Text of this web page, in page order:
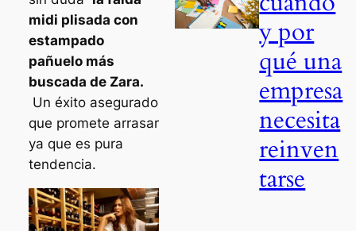
midi plisada con
estampado
pañuelo más
buscada de Zara.
Un éxito asegurado
que promete arrasar
ya que es pura
tendencia.
y por
qué una
empresa
necesita
reinven
tarse